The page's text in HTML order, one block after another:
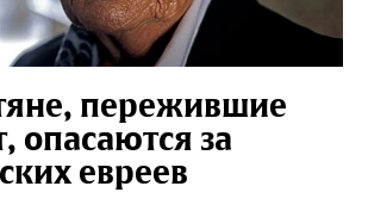
пережившие
опасаются за
евреев